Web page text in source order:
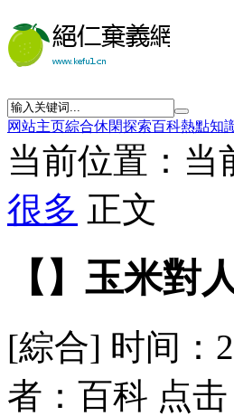
网站主页綜合休閑探索百科熱點知
当前位置：当
很多 正文
【】玉米對
[綜合] 时间：
者：百科 点击